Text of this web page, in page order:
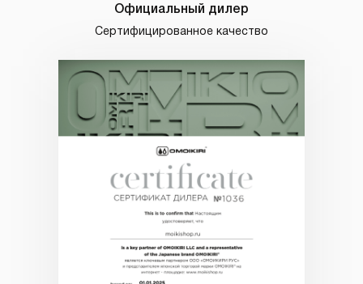
Официальный дилер
Сертифицированное качество